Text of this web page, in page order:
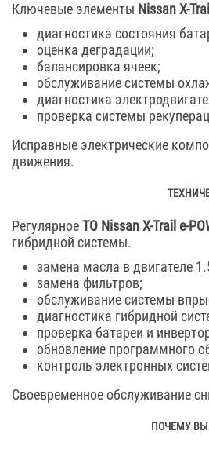
Ключевые элементы Nissan X-
диагностика состояния
оценка деградации;
балансировка ячеек;
обслуживание системы
диагностика
проверка системы
Исправные электрические
движения.
РегулярноеТО Nissan X-Trail e-
гибридной системы.
замена масла в двигателе
замена фильтров;
обслуживание системы
диагностика гибридной
проверка батареи и
обновление программного
контроль электронных
Своевременное обслуживание
ПОЧЕМУ